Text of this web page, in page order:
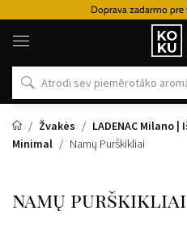
Doprava zadarmo pre
Oriģinālie
un
vietā
Žvakės
LADENAC Milano
Minimal
Namų Purškikliai
namų purškikliai